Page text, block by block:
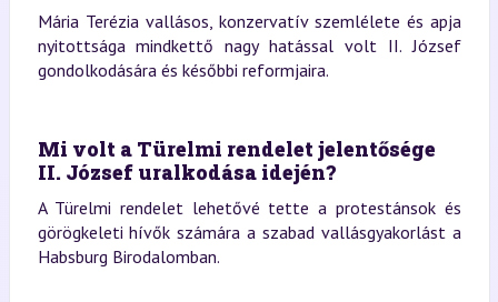
Mária Terézia vallásos, konzervatív szemlélete és apja
nyitottsága mindkettő nagy hatással volt II. József
gondolkodására és későbbi reformjaira.
Mi volt a Türelmi rendelet jelentősége
II. József uralkodása idején?
A Türelmi rendelet lehetővé tette a protestánsok és
görögkeleti hívők számára a szabad vallásgyakorlást a
Habsburg Birodalomban.